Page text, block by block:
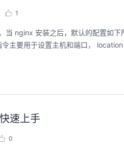
1
nginx 安装之后，默认的配置如
主要用于设置主机和端口，
速上手
0